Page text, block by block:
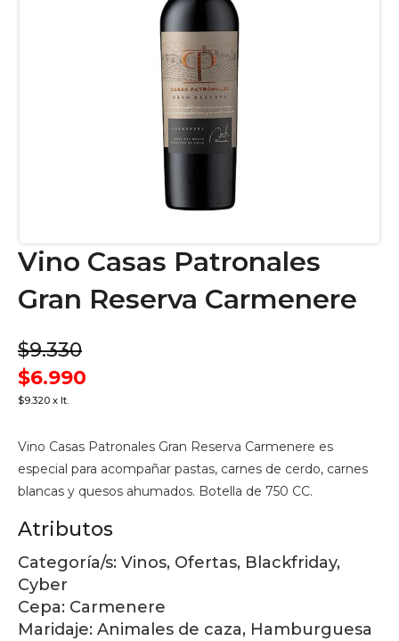
Vino Casas Patronales
Gran Reserva Carmenere
$9.330
$6.990
$9.320 x lt.
Vino Casas Patronales Gran Reserva Carmenere es
especial para acompañar pastas, carnes de cerdo, carnes
blancas y quesos ahumados. Botella de 750 CC.
Atributos
Categoría/s: Vinos, Ofertas, Blackfriday,
Cyber
Cepa: Carmenere
Maridaje: Animales de caza, Hamburguesa